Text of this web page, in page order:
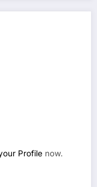
Profile now.